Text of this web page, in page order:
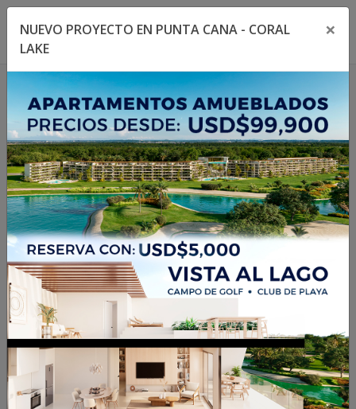
Toggle navigation menu
1/24
NUEVO PROYECTO EN PUNTA CANA - CORAL
LAKE
×